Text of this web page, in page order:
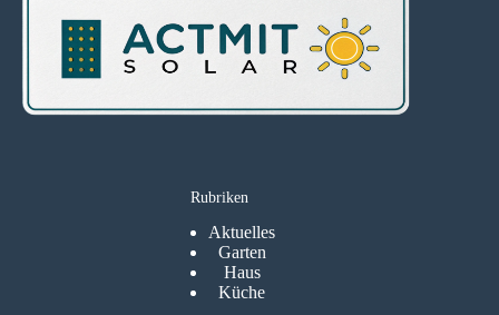
Rubriken
Aktuelles
Garten
Haus
Küche